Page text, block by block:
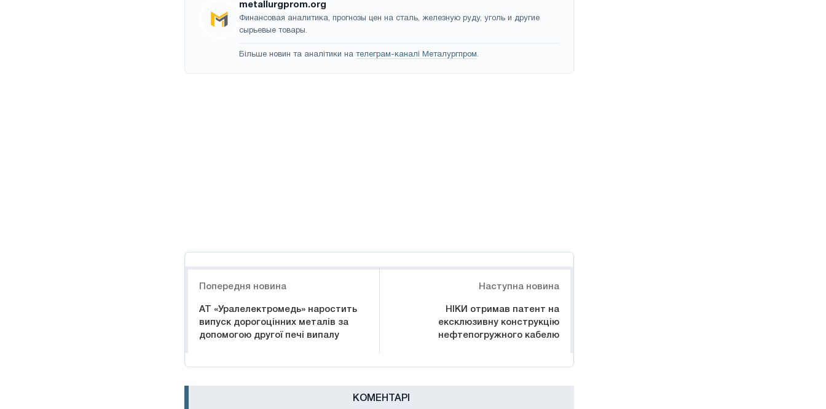
metallurgprom.org
Финансовая аналитика, прогнозы цен на сталь, железную руду, уголь и другие
сырьевые товары.
Більше новин та аналітики на телеграм-каналі Металургпром.
Попередня новина
АТ «Уралелектромедь» наростить
випуск дорогоцінних металів за
допомогою другої печі випалу
Наступна новина
НІКИ отримав патент на
ексклюзивну конструкцію
нефтепогружного кабелю
КОМЕНТАРІ